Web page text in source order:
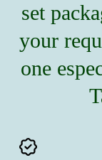
set
your
one